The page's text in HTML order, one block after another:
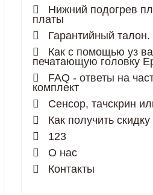
Нижний подогрев
платы
Гарантийный талон.
Как с помощью уз
печатающую головку
FAQ - ответы на
комплект
Сенсор, тачскрин
Как получить скидку
123
О нас
Контакты